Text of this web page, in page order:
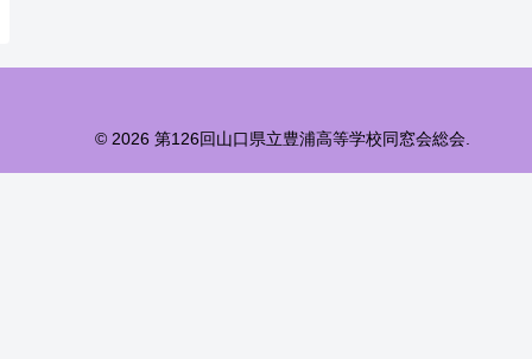
© 2026 第126回山口県立豊浦高等学校同窓会総会.